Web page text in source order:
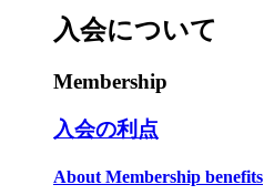
入会について
Membership
入会の利点
About Membership benefits